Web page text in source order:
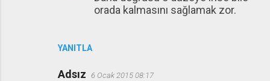
YANITLA
orada kalmasını sağlamak zor.
Adsız 6 Ocak 2015 08:17